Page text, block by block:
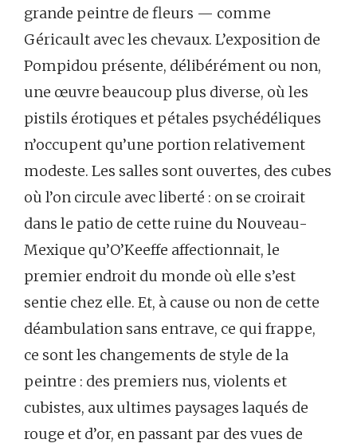
grande peintre de fleurs — comme
Géricault avec les chevaux. L’exposition de
Pompidou présente, délibérément ou non,
une œuvre beaucoup plus diverse, où les
pistils érotiques et pétales psychédéliques
n’occupent qu’une portion relativement
modeste. Les salles sont ouvertes, des cubes
où l’on circule avec liberté : on se croirait
dans le patio de cette ruine du Nouveau-
Mexique qu’O’Keeffe affectionnait, le
premier endroit du monde où elle s’est
sentie chez elle. Et, à cause ou non de cette
déambulation sans entrave, ce qui frappe,
ce sont les changements de style de la
peintre : des premiers nus, violents et
cubistes, aux ultimes paysages laqués de
rouge et d’or, en passant par des vues de